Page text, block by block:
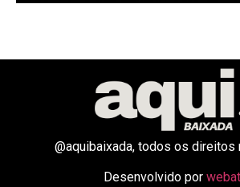
@aquibaixada, todos os direitos
Desenvolvido por